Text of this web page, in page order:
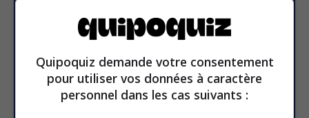
Subscribe to our
newsletter
Email address
Quipoquiz demande votre consentement
pour utiliser vos données à caractère
personnel dans les cas suivants :